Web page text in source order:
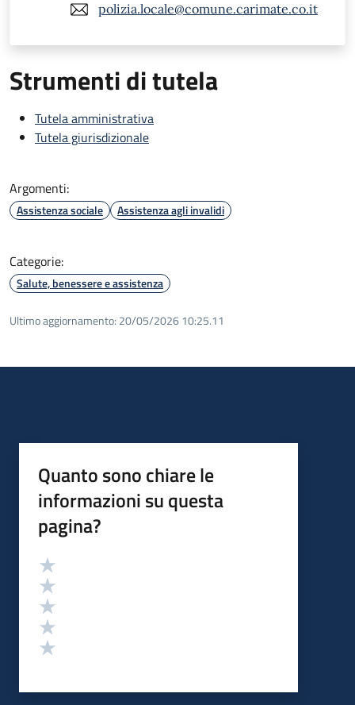
polizia.locale@comune.carimate.co.it
Strumenti di tutela
Tutela amministrativa
Tutela giurisdizionale
Argomenti:
Assistenza sociale Assistenza agli invalidi
Categorie:
Salute, benessere e assistenza
Ultimo aggiornamento: 20/05/2026 10:25.11
Quanto sono chiare le
informazioni su questa
pagina?
Valutazione